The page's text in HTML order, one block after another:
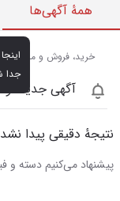
همهٔ آگهی‌ها
جدا
خرید، فروش و مشاهده
آگهی جدید
نتیجهٔ دقیقی پیدا نشد
پیشنهاد می‌کنیم دسته و